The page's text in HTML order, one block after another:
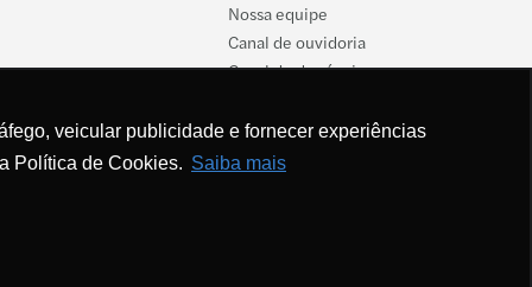
veicular publicidade e fornecer experiências
Política de Cookies. Saiba mais
Nossa equipe
Canal de ouvidoria
Canal de denúncias